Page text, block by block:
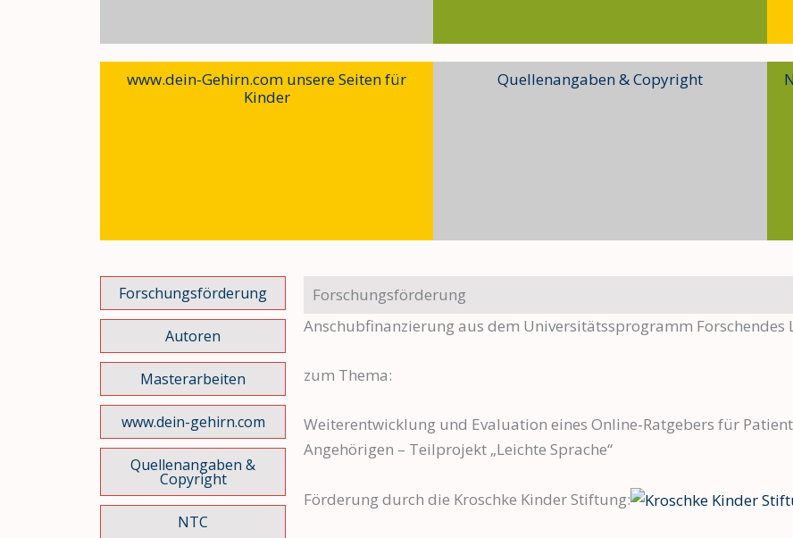
www.dein-Gehirn.com unsere Seiten für
Kinder
Quellenangaben & Copyright
Forschungsförderung
Autoren
Masterarbeiten
www.dein-gehirn.com
Quellenangaben &
Copyright
NTC
Forschungsförderung
Anschubfinanzierung aus dem Universitätssprogramm Forschendes
zum Thema:
Weiterentwicklung und Evaluation eines Online-Ratgebers für
Angehörigen – Teilprojekt „Leichte Sprache“
Förderung durch die Kroschke Kinder Stiftung: